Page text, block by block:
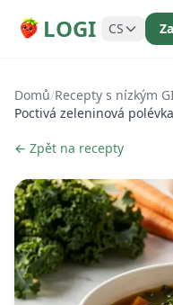
LOGI CS
Domů/Recepty s nízkým GI
Poctivá zeleninová
← Zpět na recepty